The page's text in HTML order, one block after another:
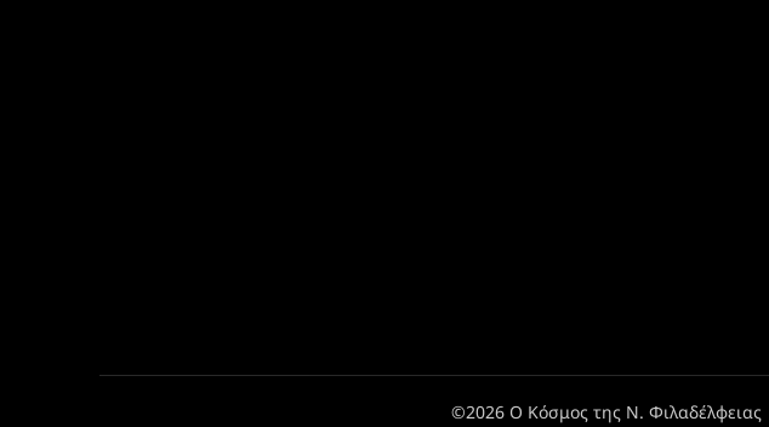
©2026 Ο Κόσμος της Ν. Φιλαδέλφειας